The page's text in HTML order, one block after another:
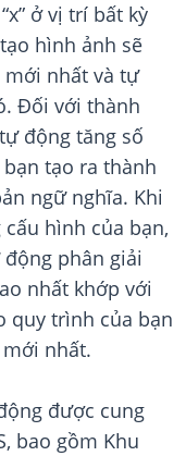
ở vị trí bất kỳ
hình ảnh sẽ
nhất và tự
Đối với thành
động tăng số
tạo ra thành
ngữ nghĩa. Khi
hình của bạn,
phân giải
nhất khớp với
quy trình của bạn
nhất.
được cung
bao gồm Khu